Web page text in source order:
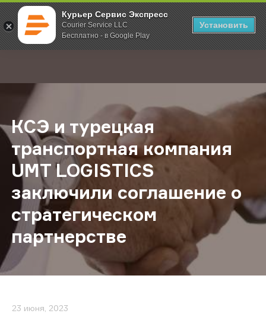
Курьер Сервис Экспресс
Courier Service LLC
Бесплатно - в Google Play
Установить
; Главная О компании Новости КСЭ и турецкая транспортная
КСЭ и турецкая
транспортная компания
UMT LOGISTICS
заключили соглашение о
стратегическом
партнерстве
23 июня, 2023